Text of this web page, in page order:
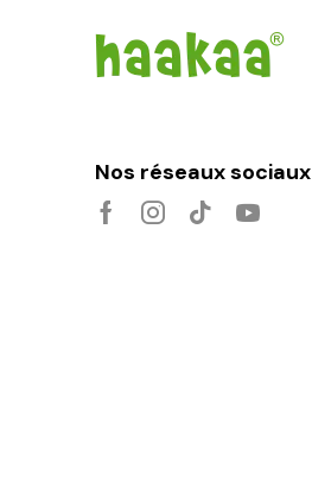
Nos réseaux sociaux